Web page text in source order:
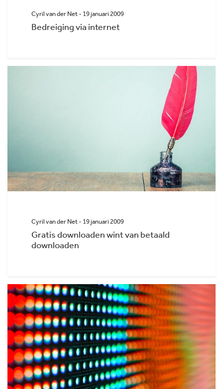
Cyril van der Net - 19 januari 2009
Bedreiging via internet
Cyril van der Net - 19 januari 2009
Gratis downloaden wint van betaald
downloaden